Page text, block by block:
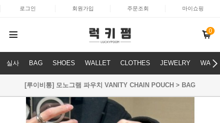
로그인 회원가입 주문조회 마이쇼핑
0
실사 BAG SHOES WALLET CLOTHES JEWELRY
[루이비통] 모노그램 파우치 VANITY CHAIN POUCH > BAG